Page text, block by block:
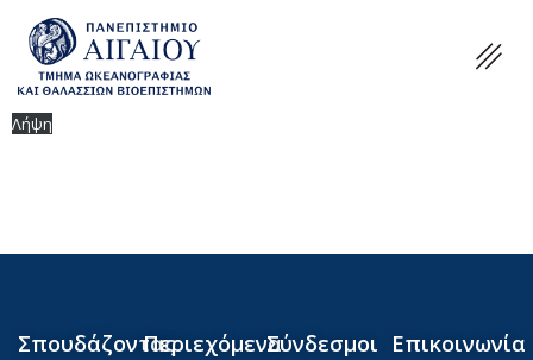
Λήψη
ΣπουδάζονταςΠεριεχόμεναΣύνδεσμοι Επικοινωνία